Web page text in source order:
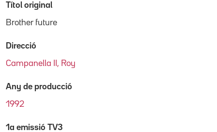
Títol original
Brother future
Direcció
Campanella II, Roy
Any de producció
1992
1a emissió TV3